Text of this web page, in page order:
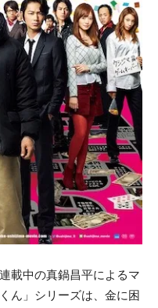
載中の真鍋昌平によるマ
ん」シリーズは、金に困